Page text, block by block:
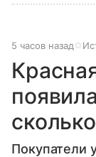
5 часов назад
Покупатели